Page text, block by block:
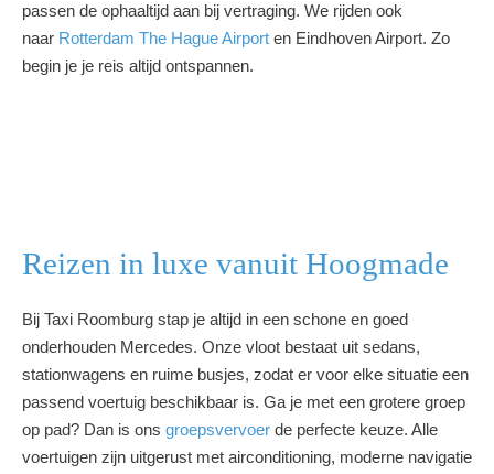
passen de ophaaltijd aan bij vertraging. We rijden ook
naar Rotterdam The Hague Airport en Eindhoven Airport. Zo
begin je je reis altijd ontspannen.
Reizen in luxe vanuit Hoogmade
Bij Taxi Roomburg stap je altijd in een schone en goed
onderhouden Mercedes. Onze vloot bestaat uit sedans,
stationwagens en ruime busjes, zodat er voor elke situatie een
passend voertuig beschikbaar is. Ga je met een grotere groep
op pad? Dan is ons groepsvervoer de perfecte keuze. Alle
voertuigen zijn uitgerust met airconditioning, moderne navigatie